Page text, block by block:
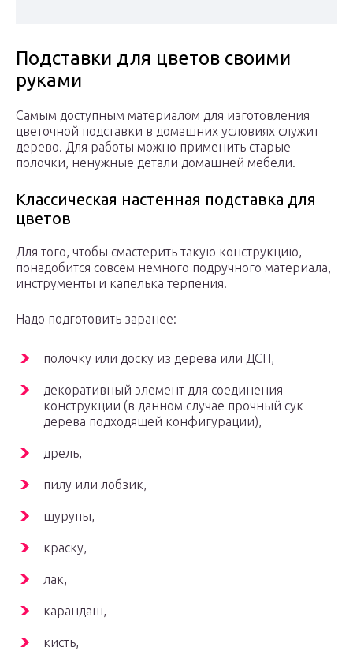
Подставки для цветов своими
руками
Самым доступным материалом для изготовления
цветочной подставки в домашних условиях служит
дерево. Для работы можно применить старые
полочки, ненужные детали домашней мебели.
Классическая настенная подставка для
цветов
Для того, чтобы смастерить такую конструкцию,
понадобится совсем немного подручного материала,
инструменты и капелька терпения.
Надо подготовить заранее:
полочку или доску из дерева или ДСП,
декоративный элемент для соединения
конструкции (в данном случае прочный сук
дерева подходящей конфигурации),
дрель,
пилу или лобзик,
шурупы,
краску,
лак,
карандаш,
кисть,